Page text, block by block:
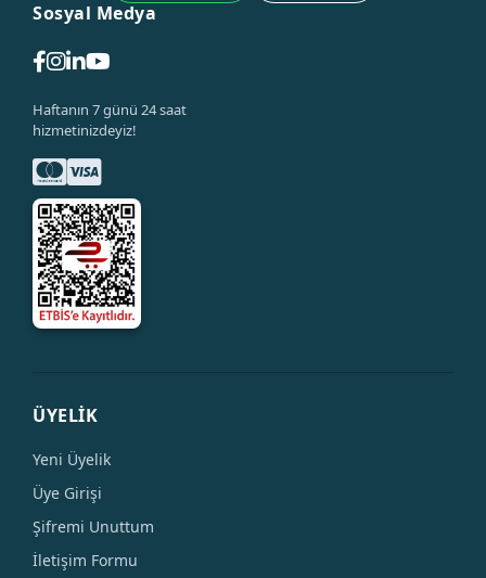
Sosyal Medya
Haftanın 7 günü 24 saat
hizmetinizdeyiz!
ÜYELİK
Yeni Üyelik
Üye Girişi
Şifremi Unuttum
İletişim Formu